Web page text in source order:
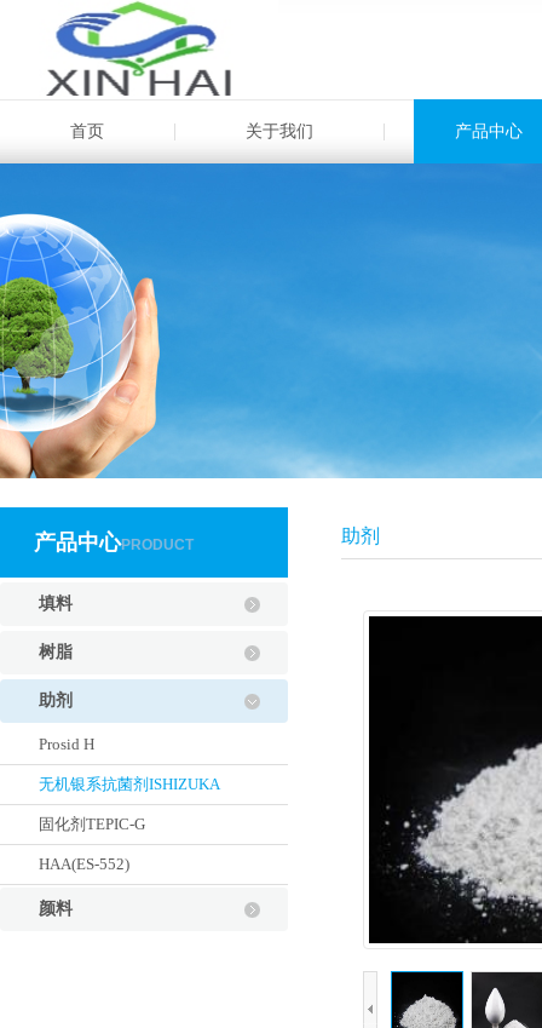
首页 关于我们 产品中心
产品中心PRODUCT
填料
树脂
助剂
Prosid H
无机银系抗菌剂ISHIZUKA
固化剂TEPIC-G
HAA(ES-552)
颜料
助剂